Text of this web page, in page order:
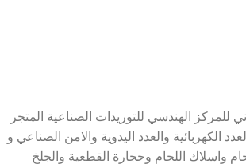
للمركز الهندسي للتوريدات الصناعية المتجر
الكهربائية والعدد اليدوية والامن الصناعي و
واسلاك اللحام وحجارة القطعية والجلخ